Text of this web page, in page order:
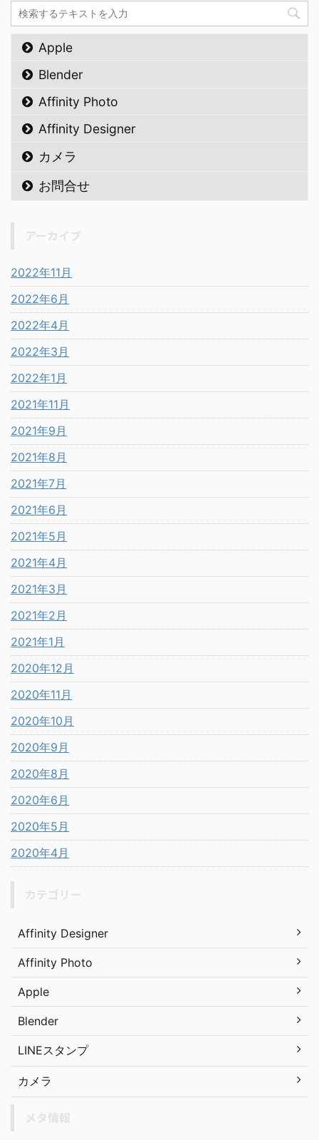
Apple
Blender
Affinity Photo
Affinity Designer
カメラ
お問合せ
2022年11月
2022年6月
2022年4月
2022年3月
2022年1月
2021年11月
2021年9月
2021年8月
2021年7月
2021年6月
2021年5月
2021年4月
2021年3月
2021年2月
2021年1月
2020年12月
2020年11月
2020年10月
2020年9月
2020年8月
2020年6月
2020年5月
2020年4月
Affinity Designer
Affinity Photo
Apple
Blender
LINEスタンプ
カメラ